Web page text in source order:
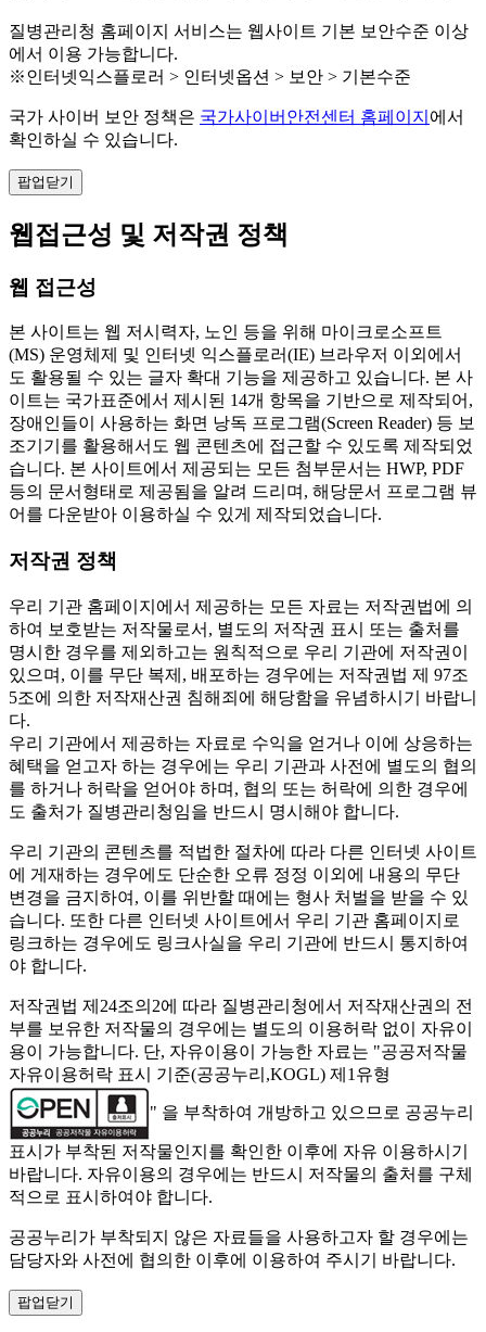
질병관리청 홈페이지 서비스는 웹사이트 기본 보안수준 이상
에서 이용 가능합니다.
※인터넷익스플로러 > 인터넷옵션 > 보안 > 기본수준
국가 사이버 보안 정책은 국가사이버안전센터 홈페이지 에서
확인하실 수 있습니다.
팝업닫기
웹접근성 및 저작권 정책
웹 접근성
본 사이트는 웹 저시력자, 노인 등을 위해 마이크로소프트
(MS) 운영체제 및 인터넷 익스플로러(IE) 브라우저 이외에서
도 활용될 수 있는 글자 확대 기능을 제공하고 있습니다. 본 사
이트는 국가표준에서 제시된 14개 항목을 기반으로 제작되어,
장애인들이 사용하는 화면 낭독 프로그램(Screen Reader) 등 보
조기기를 활용해서도 웹 콘텐츠에 접근할 수 있도록 제작되었
습니다. 본 사이트에서 제공되는 모든 첨부문서는 HWP, PDF
등의 문서형태로 제공됨을 알려 드리며, 해당문서 프로그램 뷰
어를 다운받아 이용하실 수 있게 제작되었습니다.
저작권 정책
우리 기관 홈페이지에서 제공하는 모든 자료는 저작권법에 의
하여 보호받는 저작물로서, 별도의 저작권 표시 또는 출처를
명시한 경우를 제외하고는 원칙적으로 우리 기관에 저작권이
있으며, 이를 무단 복제, 배포하는 경우에는 저작권법 제 97조
5조에 의한 저작재산권 침해죄에 해당함을 유념하시기 바랍니
다.
우리 기관에서 제공하는 자료로 수익을 얻거나 이에 상응하는
혜택을 얻고자 하는 경우에는 우리 기관과 사전에 별도의 협의
를 하거나 허락을 얻어야 하며, 협의 또는 허락에 의한 경우에
도 출처가 질병관리청임을 반드시 명시해야 합니다.
우리 기관의 콘텐츠를 적법한 절차에 따라 다른 인터넷 사이트
에 게재하는 경우에도 단순한 오류 정정 이외에 내용의 무단
변경을 금지하여, 이를 위반할 때에는 형사 처벌을 받을 수 있
습니다. 또한 다른 인터넷 사이트에서 우리 기관 홈페이지로
링크하는 경우에도 링크사실을 우리 기관에 반드시 통지하여
야 합니다.
저작권법 제24조의2에 따라 질병관리청에서 저작재산권의 전
부를 보유한 저작물의 경우에는 별도의 이용허락 없이 자유이
용이 가능합니다. 단, 자유이용이 가능한 자료는 "공공저작물
자유이용허락 표시 기준(공공누리,KOGL) 제1유형
" 을 부착하여 개방하고 있으므로 공공누리
표시가 부착된 저작물인지를 확인한 이후에 자유 이용하시기
바랍니다. 자유이용의 경우에는 반드시 저작물의 출처를 구체
적으로 표시하여야 합니다.
공공누리가 부착되지 않은 자료들을 사용하고자 할 경우에는
담당자와 사전에 협의한 이후에 이용하여 주시기 바랍니다.
팝업닫기